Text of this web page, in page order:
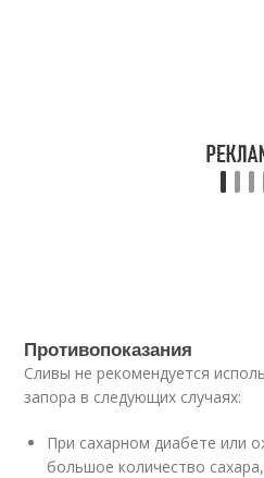
Противопоказания
Сливы не рекомендуется
запора в следующих случаях:
При сахарном диабете или
большое количество